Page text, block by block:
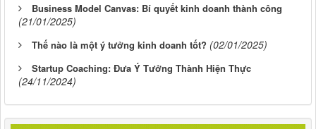
Business Model Canvas: Bí quyết kinh doanh thành công
(21/01/2025)
Thế nào là một ý tưởng kinh doanh tốt? (02/01/2025)
Startup Coaching: Đưa Ý Tưởng Thành Hiện Thực
(24/11/2024)